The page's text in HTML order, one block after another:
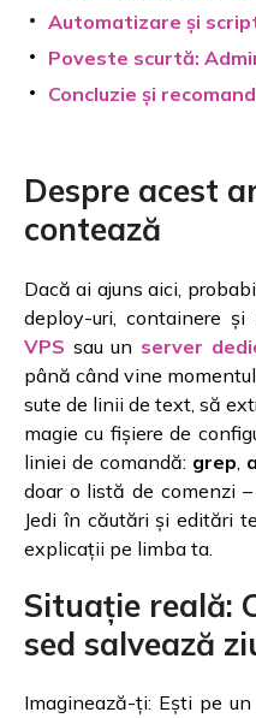
Automatizare și
Poveste scurtă:
Concluzie și
Despre acest
contează
Dacă ai ajuns aici,
deploy-uri, containere
VPS sau un server
până când vine
sute de linii de text, să
magie cu fișiere de
liniei de comandă: grep
doar o listă de comenzi
Jedi în căutări și editări
explicații pe limba ta.
Situație reală:
sed salvează
Imaginează-ți: Ești pe